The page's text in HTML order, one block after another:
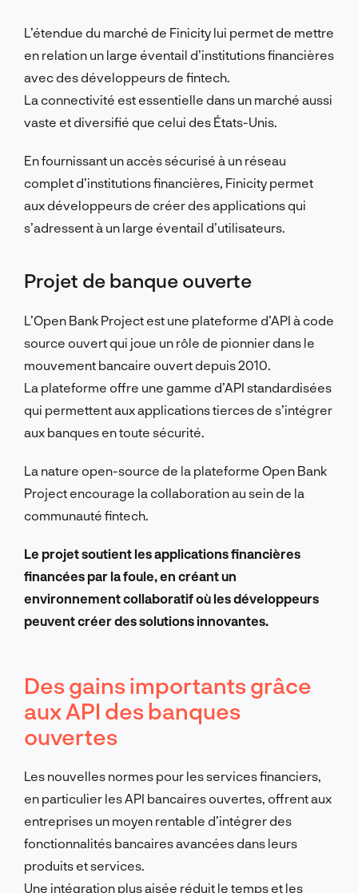
L’étendue du marché de Finicity lui permet de mettre
en relation un large éventail d’institutions financières
avec des développeurs de fintech.
La connectivité est essentielle dans un marché aussi
vaste et diversifié que celui des États-Unis.
En fournissant un accès sécurisé à un réseau
complet d’institutions financières, Finicity permet
aux développeurs de créer des applications qui
s’adressent à un large éventail d’utilisateurs.
Projet de banque ouverte
L’Open Bank Project est une plateforme d’API à code
source ouvert qui joue un rôle de pionnier dans le
mouvement bancaire ouvert depuis 2010.
La plateforme offre une gamme d’API standardisées
qui permettent aux applications tierces de s’intégrer
aux banques en toute sécurité.
La nature open-source de la plateforme Open Bank
Project encourage la collaboration au sein de la
communauté fintech.
Le projet soutient les applications financières
financées par la foule, en créant un
environnement collaboratif où les développeurs
peuvent créer des solutions innovantes.
Des gains importants grâce
aux API des banques
ouvertes
Les nouvelles normes pour les services financiers,
en particulier les API bancaires ouvertes, offrent aux
entreprises un moyen rentable d’intégrer des
fonctionnalités bancaires avancées dans leurs
produits et services.
Une intégration plus aisée réduit le temps et les